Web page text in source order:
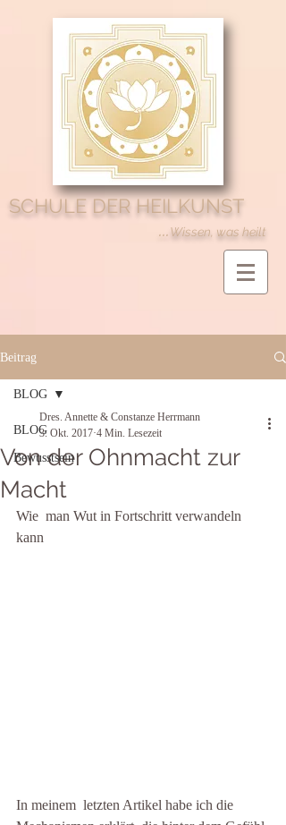
SCHULE DER HEILKUNST
...Wissen, was heilt
Beitrag
BLOG
Bewusstsein
BLOG
Von der Ohnmacht zur
Macht
Dres. Annette & Constanze Herrmann
3. Okt. 2017 4 Min. Lesezeit
Wie  man Wut in Fortschritt verwandeln
kann
In meinem  letzten Artikel habe ich die